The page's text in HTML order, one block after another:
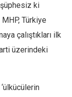
ki
Türkiye
çalıştıkları ilk
üzerindeki